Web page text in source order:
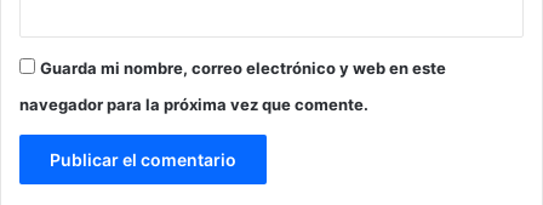
Guarda mi nombre, correo electrónico y web en este
navegador para la próxima vez que comente.